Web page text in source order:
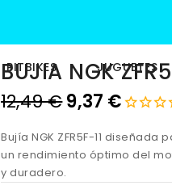
PITBIKES JUGUETES
BUJIA NGK
12,49 €9,37 €
Bujía NGK ZFR5F-11
un rendimiento óptimo del
y duradero.